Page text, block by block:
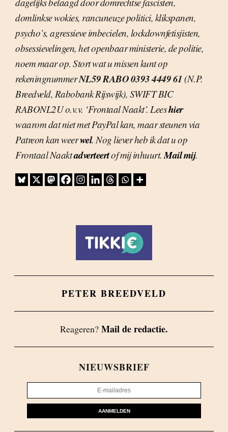
domlinkse wokies, rancuneuze politici, klikspanen,
psycho’s, agressieve imbecielen, lockdownfetisjisten,
obsessievelingen, het openbaar ministerie, de politie,
noem maar op. Stort wat u missen kunt op
rekeningnummerNL59 RABO 0393 4449 61 (N.P.
Breedveld, Rabobank Rijswijk), SWIFT BIC
RABONL2U o.v.v. ‘Frontaal Naakt’. Leeshier
waarom dat niet met PayPal kan, maar steunen via
Patreon kan weerwel. Nog liever heb ik dat u op
Frontaal Naaktadverteertof mij inhuurt.Mail mij.
PETER BREEDVELD
Reageren? Mail de redactie.
NIEUWSBRIEF
AANMELDEN